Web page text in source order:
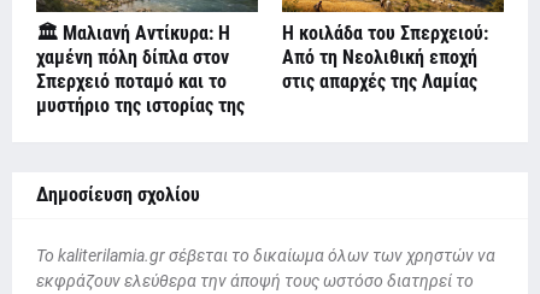
🏛️ Μαλιανή Αντίκυρα: Η
χαμένη πόλη δίπλα στον
Σπερχειό ποταμό και το
μυστήριο της ιστορίας της
Η κοιλάδα του Σπερχειού:
Από τη Νεολιθική εποχή
στις απαρχές της Λαμίας
Δημοσίευση σχολίου
To kaliterilamia.gr σέβεται το δικαίωμα όλων των χρηστών να
εκφράζουν ελεύθερα την άποψή τους ωστόσο διατηρεί το